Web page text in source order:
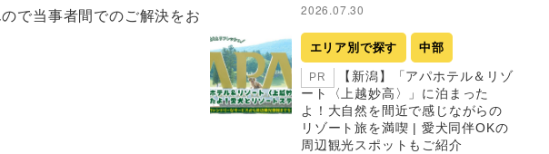
で当事者間でのご解決をお
2026.07.30
エリア別で探す 中部
PR
【新潟】「アパホテル＆リゾ
ート〈上越妙高〉」に泊まった
よ！大自然を間近で感じながらの
リゾート旅を満喫 | 愛犬同伴OKの
周辺観光スポットもご紹介